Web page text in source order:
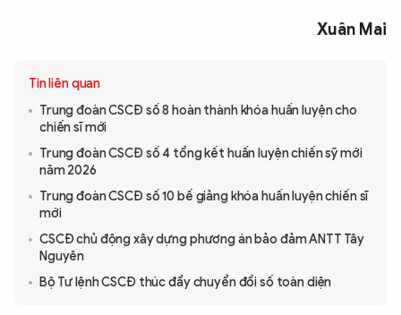
Xuân Mai
Tin liên quan
Trung đoàn CSCĐ số 8 hoàn thành khóa huấn luyện cho
chiến sĩ mới
Trung đoàn CSCĐ số 4 tổng kết huấn luyện chiến sỹ mới
năm 2026
Trung đoàn CSCĐ số 10 bế giảng khóa huấn luyện chiến sĩ
mới
CSCĐ chủ động xây dựng phương án bảo đảm ANTT Tây
Nguyên
Bộ Tư lệnh CSCĐ thúc đẩy chuyển đổi số toàn diện